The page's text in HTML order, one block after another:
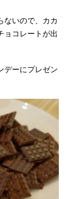
ないので、カカ
ョコレートが出
デーにプレゼン